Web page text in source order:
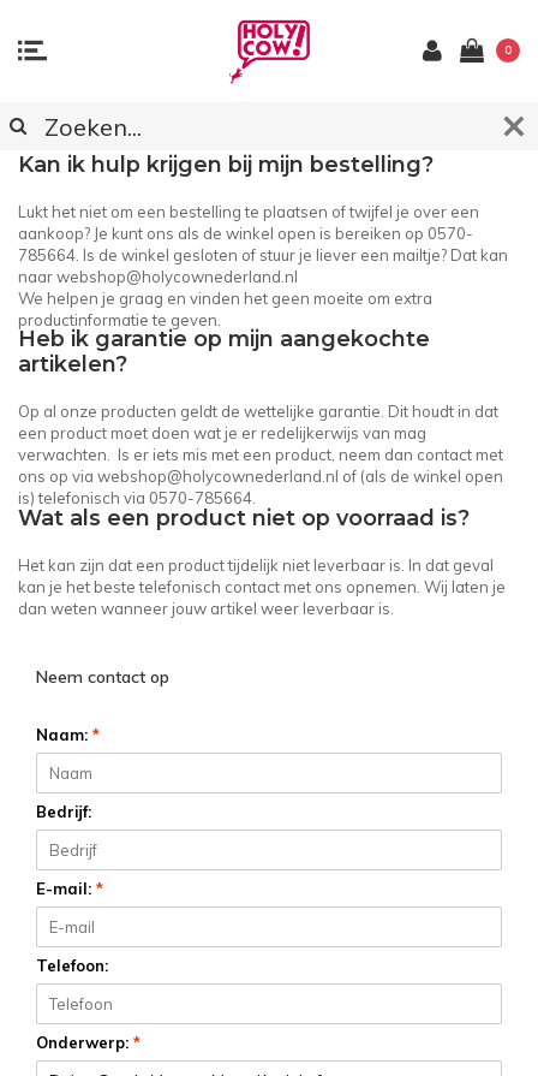
0
KLANTENSERVICE
Kan ik hulp krijgen bij mijn bestelling?
Lukt het niet om een bestelling te plaatsen of twijfel je over een
aankoop? Je kunt ons als de winkel open is bereiken op 0570-
785664. Is de winkel gesloten of stuur je liever een mailtje? Dat kan
naarwebshop@holycownederland.nl
We helpen je graag en vinden het geen moeite om extra
productinformatie te geven.
Heb ik garantie op mijn aangekochte
artikelen?
Op al onze producten geldt de wettelijke garantie. Dit houdt in dat
een product moet doen wat je er redelijkerwijs van mag
verwachten. Is er iets mis met een product, neem dan contact met
ons op via webshop@holycownederland.nl of (als de winkel open
is) telefonisch via 0570-785664.
Wat als een product niet op voorraad is?
Het kan zijn dat een product tijdelijk niet leverbaar is. In dat geval
kan je het beste telefonisch contact met ons opnemen. Wij laten je
dan weten wanneer jouw artikel weer leverbaar is.
Neem contact op
Naam: *
Bedrijf:
E-mail: *
Telefoon:
Onderwerp: *